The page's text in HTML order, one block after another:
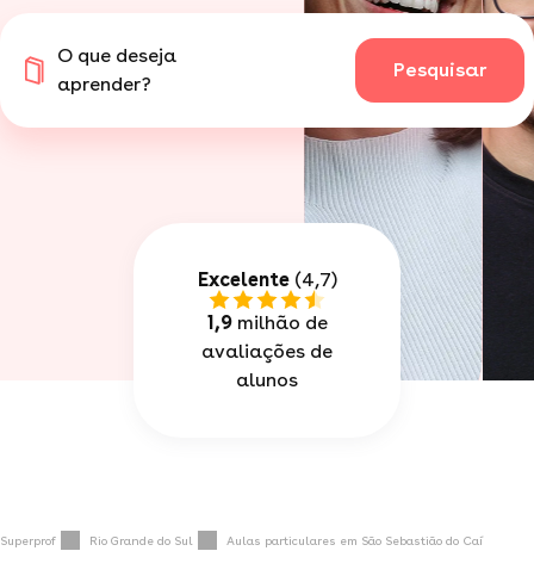
O que deseja
aprender?
Pesquisar
Excelente(4,7)
1,9milhão de
avaliações de
alunos
Superprof Rio Grande do Sul Aulas particulares em São Sebastião do Caí